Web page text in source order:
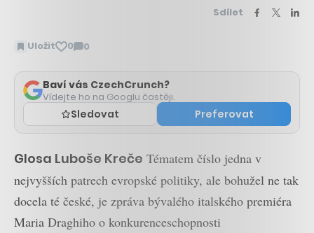
Sdílet
Uložit 0 0
Zobrazit
Baví vás CzechCrunch?
Vídejte ho na Googlu častěji.
Sledovat Preferovat
Glosa Luboše Kreče Tématem číslo jedna v
nejvyšších patrech evropské politiky, ale bohužel ne tak
docela té české, je zpráva bývalého italského premiéra
Maria Draghiho o konkurenceschopnosti